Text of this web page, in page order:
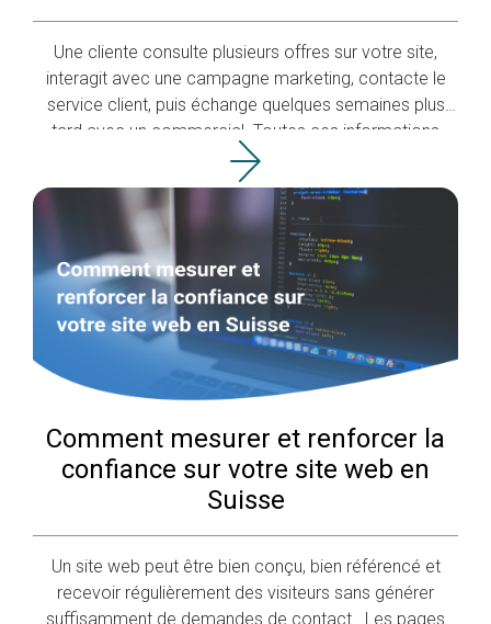
Une cliente consulte plusieurs offres sur votre site,
interagit avec une campagne marketing, contacte le
service client, puis échange quelques semaines plus
tard avec un commercial. Toutes ces informations
existent déjà dans votre entreprise. Pou
Comment mesurer et renforcer la
confiance sur votre site web en
Suisse
Un site web peut être bien conçu, bien référencé et
recevoir régulièrement des visiteurs sans générer
suffisamment de demandes de contact. Les pages